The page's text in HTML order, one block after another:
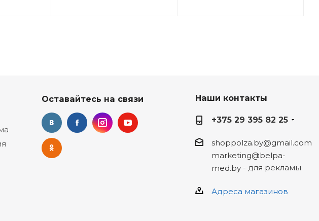
Оставайтесь на связи Наши контакты
+375 29 395 82 25
shoppolza.by@gmail.com
marketing@belpa-
med.by- для рекламы
Адреса магазинов